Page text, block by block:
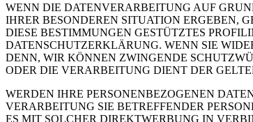
WENN DIE DATENVERARBEITUNG AUF
IHRER BESONDEREN SITUATION ERGEBEN,
DIESE BESTIMMUNGEN GESTÜTZTES
DATENSCHUTZERKLÄRUNG. WENN SIE
DENN, WIR KÖNNEN ZWINGENDE
ODER DIE VERARBEITUNG DIENT DER
WERDEN IHRE PERSONENBEZOGENEN
VERARBEITUNG SIE BETREFFENDER
ES MIT SOLCHER DIREKTWERBUNG IN